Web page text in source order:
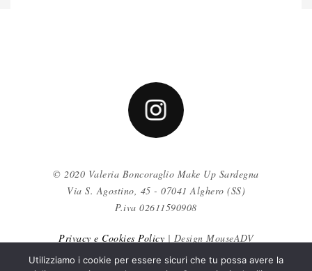
© 2020 Valeria Boncoraglio Make Up Sardegna
Via S. Agostino, 45 - 07041 Alghero (SS)
P.iva 02611590908
Privacy e Cookies Policy | Design MouseADV
Utilizziamo i cookie per essere sicuri che tu possa avere la